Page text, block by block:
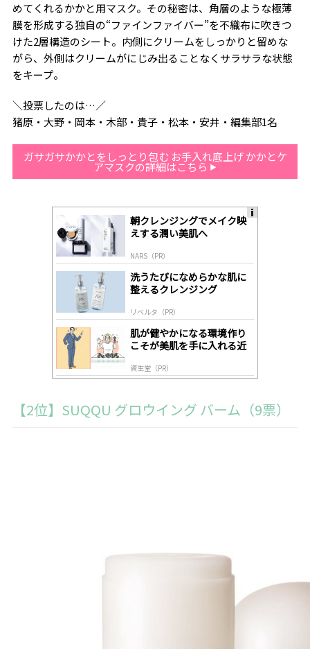
めてくれるかかと用マスク。その秘密は、角層のような極薄
膜を形成する独自の“ファインファイバー”を不織布に吹きつ
けた2層構造のシート。内側にクリームをしっかりと留めな
がら、外側はクリームがにじみ出ることなくサラサラな状態
をキープ。
＼投票したのは…／
猪原・大野・岡本・木部・貴子・松本・安井・編集部1名
ガサガサかかとをしっとり包む お手入れ底上げ かかとケ
アマスクの詳細はこちら
朝クレンジングでメイク映
えする潤い美肌へ
NARS（PR）
洗うたびになめらかな肌に
整えるクレンジング
リベルタ（PR）
肌が健やかになる環境作り
こそが美肌を手に入れる近
資生堂（PR）
【2位】SUQQU グロウイング バーム（9票）